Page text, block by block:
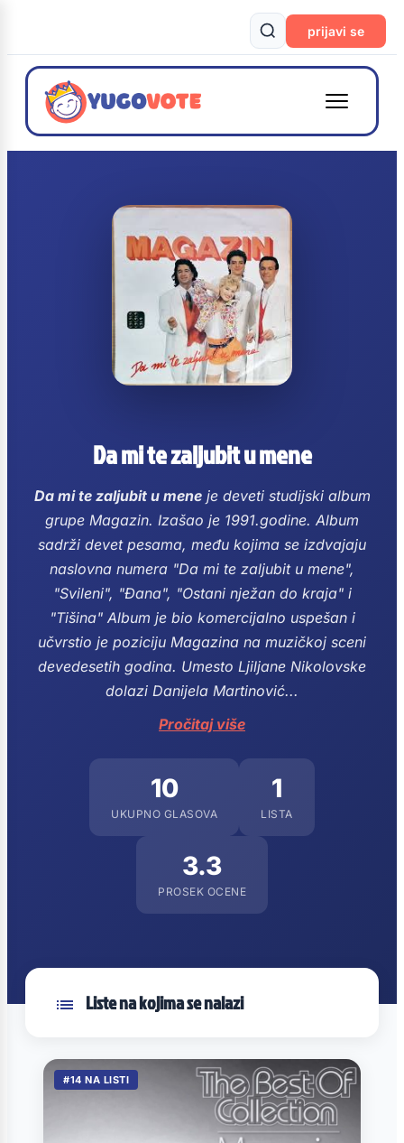
prijavi se
Da mi te zaljubit u mene
Da mi te zaljubit u meneje deveti studijski album
grupe Magazin. Izašao je 1991.godine. Album
sadrži devet pesama, među kojima se izdvajaju
naslovna numera "Da mi te zaljubit u mene",
"Svileni", "Đana", "Ostani nježan do kraja" i
"Tišina" Album je bio komercijalno uspešan i
učvrstio je poziciju Magazina na muzičkoj sceni
devedesetih godina. Umesto Ljiljane Nikolovske
dolazi Danijela Martinović...
Pročitaj više
10
UKUPNO GLASOVA
1
LISTA
3.3
PROSEK OCENE
Liste na kojima se nalazi
#14 NA LISTI